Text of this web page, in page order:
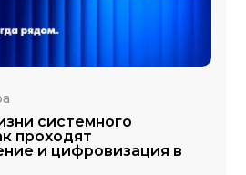
системного
проходят
и цифровизация в